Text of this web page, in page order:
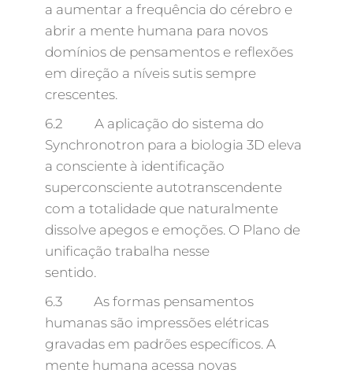
a aumentar a frequência do cérebro e
abrir a mente humana para novos
domínios de pensamentos e reflexões
em direção a níveis sutis sempre
crescentes.
6.2 A aplicação do sistema do
Synchronotron para a biologia 3D eleva
a consciente à identificação
superconsciente autotranscendente
com a totalidade que naturalmente
dissolve apegos e emoções. O Plano de
unificação trabalha nesse
sentido.
6.3 As formas pensamentos
humanas são impressões elétricas
gravadas em padrões específicos. A
mente humana acessa novas